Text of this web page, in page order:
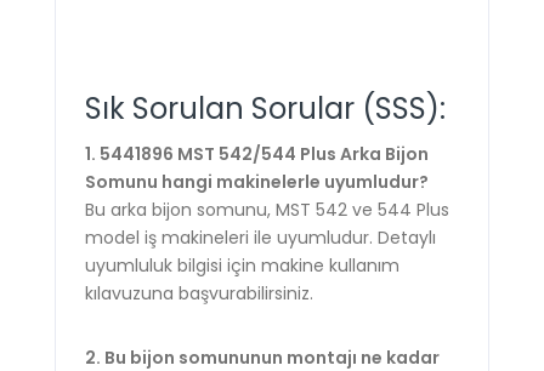
Sık Sorulan Sorular (SSS):
1. 5441896 MST 542/544 Plus Arka Bijon
Somunu hangi makinelerle uyumludur?
Bu arka bijon somunu, MST 542 ve 544 Plus
model iş makineleri ile uyumludur. Detaylı
uyumluluk bilgisi için makine kullanım
kılavuzuna başvurabilirsiniz.
2. Bu bijon somununun montajı ne kadar